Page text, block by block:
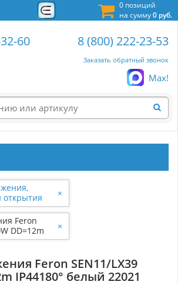
0 позиций
на сумму0 руб.
60 8 (800) 222-23-53
Заказать обратный звонок
Max!
×
Feron
DD=12m
22021
×
Feron SEN11/LX39
IP44180° белый 22021